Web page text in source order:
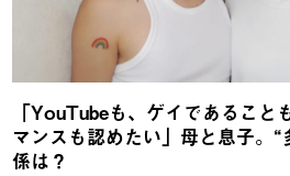
「YouTubeも、ゲイであること
マンスも認めたい」母と息子。
係は？